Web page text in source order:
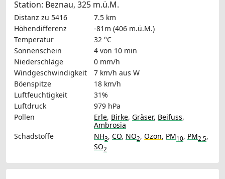
Station: Beznau, 325 m.ü.M.
Distanz zu 5416
7.5 km
Höhendifferenz
-81m (406 m.ü.M.)
Temperatur
32 °C
Sonnenschein
4 von 10 min
Niederschläge
0 mm/h
Windgeschwindigkeit
7 km/h aus W
Böenspitze
18 km/h
Luftfeuchtigkeit
31%
Luftdruck
979 hPa
Pollen
Erle, Birke, Gräser, Beifuss,
Ambrosia
Schadstoffe
NH3, CO, NO2, Ozon, PM10, PM2.5,
SO2